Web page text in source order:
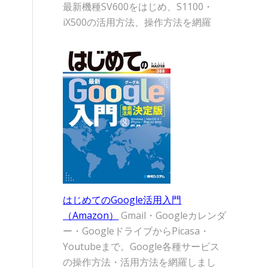
最新機種SV600をはじめ、S1100・
iX500の活用方法、操作方法を網羅
はじめてのGoogle活用入門
（Amazon）
Gmail・Googleカレンダ
ー・GoogleドライブからPicasa・
Youtubeまで。Google各種サービス
の操作方法・活用方法を網羅しまし